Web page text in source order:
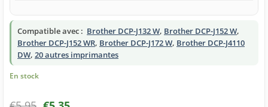
Compatible avec : Brother DCP-J132 W, Brother DCP-J152 W,
Brother DCP-J152 WR, Brother DCP-J172 W, Brother DCP-J4110
DW, 20 autres imprimantes
En stock